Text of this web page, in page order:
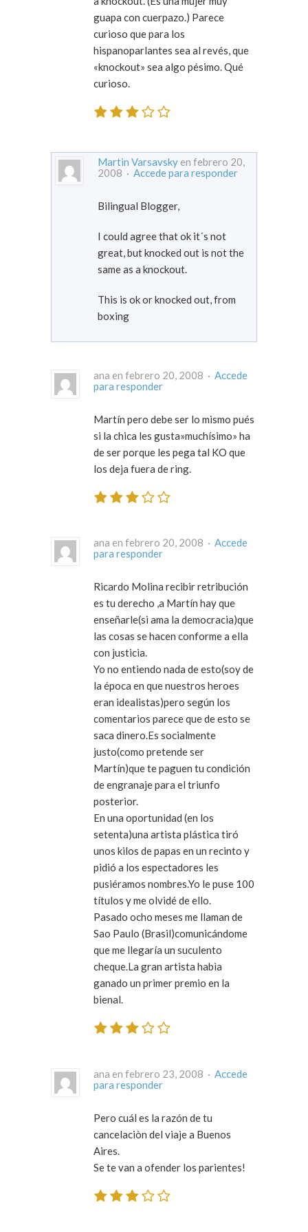
guapa con cuerpazo.) Parece
curioso que para los
hispanoparlantes sea al revés, que
«knockout» sea algo pésimo. Qué
curioso.
Martin Varsavsky en febrero 20,
2008 · Accede para responder
Bilingual Blogger,
I could agree that ok it´s not
great, but knocked out is not the
same as a knockout.
This is ok or knocked out, from
boxing
ana en febrero 20, 2008 · Accede
para responder
Martín pero debe ser lo mismo pués
si la chica les gusta»muchísimo» ha
de ser porque les pega tal KO que
los deja fuera de ring.
ana en febrero 20, 2008 · Accede
para responder
Ricardo Molina recibir retribución
es tu derecho ,a Martín hay que
enseñarle(si ama la democracia)que
las cosas se hacen conforme a ella
con justicia.
Yo no entiendo nada de esto(soy de
la época en que nuestros heroes
eran idealistas)pero según los
comentarios parece que de esto se
saca dinero.Es socialmente
justo(como pretende ser
Martín)que te paguen tu condición
de engranaje para el triunfo
posterior.
En una oportunidad (en los
setenta)una artista plástica tiró
unos kilos de papas en un recinto y
pidió a los espectadores les
pusiéramos nombres.Yo le puse 100
títulos y me olvidé de ello.
Pasado ocho meses me llaman de
Sao Paulo (Brasil)comunicándome
que me llegaría un suculento
cheque.La gran artista habìa
ganado un primer premio en la
bienal.
ana en febrero 23, 2008 · Accede
para responder
Pero cuál es la razón de tu
cancelaciòn del viaje a Buenos
Aires.
Se te van a ofender los parientes!